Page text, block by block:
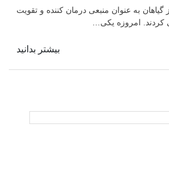
گیاهان به عنوان منبعی درمان کننده و تقویت
کردند. امروزه یکی…
بیشتر بدانید